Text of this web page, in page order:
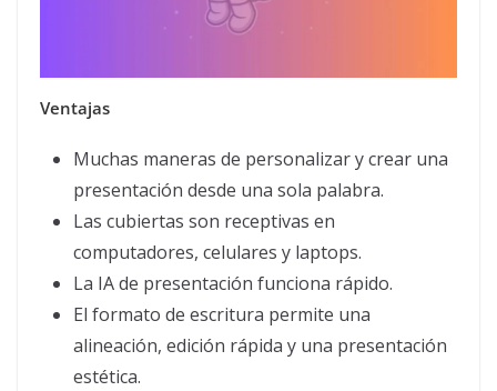
Ventajas
Muchas maneras de personalizar y crear una
presentación desde una sola palabra.
Las cubiertas son receptivas en
computadores, celulares y laptops.
La IA de presentación funciona rápido.
El formato de escritura permite una
alineación, edición rápida y una presentación
estética.